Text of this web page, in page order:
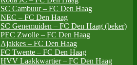
SC Cambuur – FC Den Haag
NEC – FC Den Haag
SC Genemuiden – FC Den Haag (beker)
PEC Zwolle – FC Den Haag
Ajakkes – FC Den Haag
FC Twente – FC Den Haag
HVV Laakkwartier – FC Den Haag